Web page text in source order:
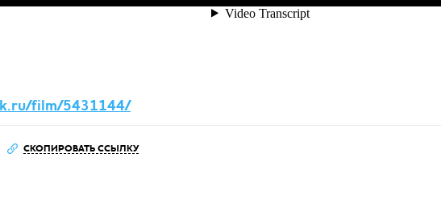
film/5431144/
СКОПИРОВАТЬ ССЫЛКУ